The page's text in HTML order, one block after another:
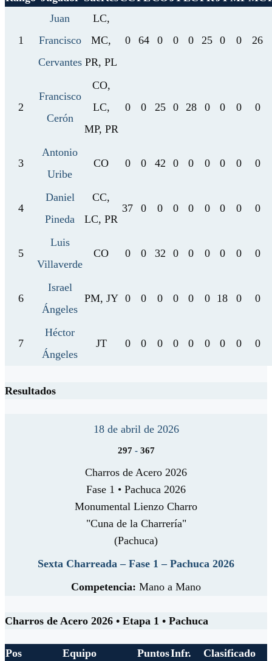
1
Juan
Francisco
Cervantes
LC,
MC,
PR, PL
0 64 0 0 0 25 0 0 26
2
Francisco
Cerón
CO,
LC,
MP, PR
0 0 25 0 28 0 0 0 0
3
Antonio
Uribe
CO 0 0 42 0 0 0 0 0 0
4
Daniel
Pineda
CC,
LC, PR
37 0 0 0 0 0 0 0 0
5
Luis
Villaverde
CO 0 0 32 0 0 0 0 0 0
6
Israel
Ángeles
PM, JY 0 0 0 0 0 0 18 0 0
7
Héctor
Ángeles
JT 0 0 0 0 0 0 0 0 0
Resultados
18 de abril de 2026
297- 367
Charros de Acero 2026
Fase 1 • Pachuca 2026
Monumental Lienzo Charro
"Cuna de la Charrería"
(Pachuca)
Sexta Charreada – Fase 1 – Pachuca 2026
Competencia: Mano a Mano
Charros de Acero 2026 • Etapa 1 • Pachuca
Pos Equipo PuntosInfr. Clasificado